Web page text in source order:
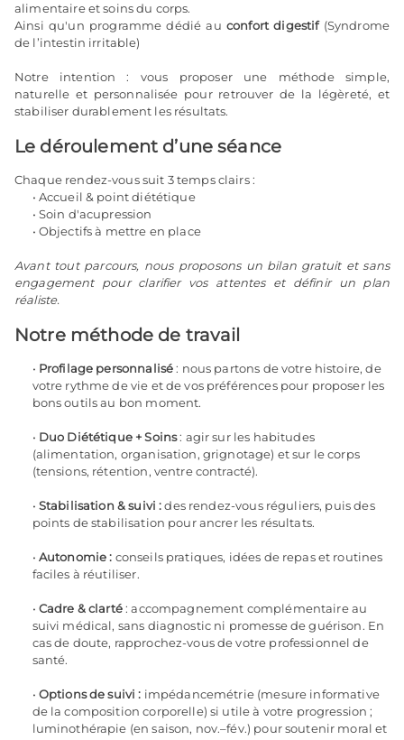
alimentaire et soins du corps.
Ainsi qu'un programme dédié au confort digestif (Syndrome
de l’intestin irritable)
Notre intention : vous proposer une méthode simple,
naturelle et personnalisée pour retrouver de la légèreté, et
stabiliser durablement les résultats.
Le déroulement d’une séance
Chaque rendez-vous suit 3 temps clairs :
Accueil & point diététique
Soin d'acupression
Objectifs à mettre en place
Avant tout parcours, nous proposons un bilan gratuit et sans
engagement pour clarifier vos attentes et définir un plan
réaliste.
Notre méthode de travail
Profilage personnalisé: nous partons de votre histoire, de
votre rythme de vie et de vos préférences pour proposer les
bons outils au bon moment.
Duo Diététique + Soins: agir sur les habitudes
(alimentation, organisation, grignotage) et sur le corps
(tensions, rétention, ventre contracté).
Stabilisation & suivi :des rendez-vous réguliers, puis des
points de stabilisation pour ancrer les résultats.
Autonomie : conseils pratiques, idées de repas et routines
faciles à réutiliser.
Cadre & clarté: accompagnement complémentaire au
suivi médical, sans diagnostic ni promesse de guérison. En
cas de doute, rapprochez-vous de votre professionnel de
santé.
Options de suivi : impédancemétrie (mesure informative
de la composition corporelle) si utile à votre progression ;
luminothérapie (en saison, nov.–fév.) pour soutenir moral et